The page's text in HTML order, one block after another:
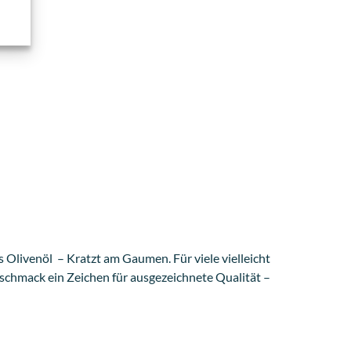
– Kratzt am Gaumen. Für viele vielleicht
ein Zeichen für ausgezeichnete Qualität –